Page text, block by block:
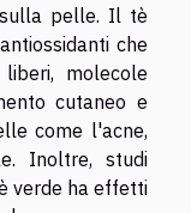
pelle. Il tè
che
molecole
cutaneo e
come l'acne,
Inoltre, studi
verde ha effetti